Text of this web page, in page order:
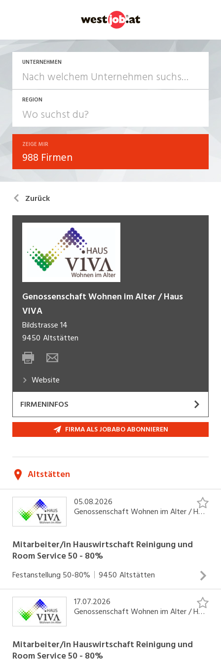
UNTERNEHMEN
REGION
ZEIGE MIR
988 Firmen
Zurück
Genossenschaft Wohnen im Alter / Haus
VIVA
Bildstrasse 14
9450 Altstätten
Website
FIRMENINFOS
Do send mör Daham!
Werde Teil von unserem Team!
Du möchtest auch ein Teil von unserem
aufgestellten und professionellen Team werden?
Falls deine Wunschstelle nicht ausgeschrieben ist,
freuen wir uns auch über eine Initiativbewerbung.​
BEWERBUNG ABSENDEN.
FIRMA ALS JOBABO ABONNIEREN
Altstätten
05.08.2026
Genossenschaft Wohnen im Alter / Haus VIVA
Mitarbeiter/in Hauswirtschaft Reinigung und
Room Service 50 - 80%
Festanstellung 50-80% 9450 Altstätten
DEINE AUFGABEN: Gewährleistung der Sauberkeit und
Wertehaltung der Bewohnerzimmer, Büroräume und
öffentlichen Räumlichkeiten Mitwirken bei der
Raumgestaltung Weitere hauswirtschaftliche Tätigkeiten
Verantwortlich für die gesamte gastronomische
17.07.2026
Genossenschaft Wohnen im Alter / Haus VIVA
Mitarbeiter/in Hauswirtschaft Reinigung und
Room Service 50 - 80%